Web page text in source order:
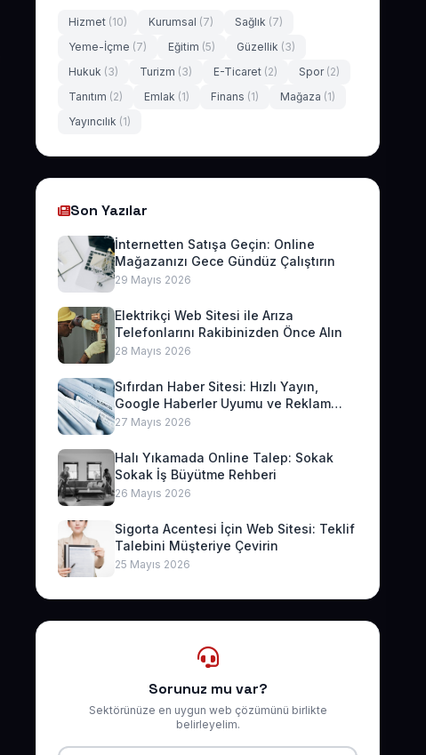
Hizmet (10) Kurumsal (7) Sağlık (7)
Yeme-İçme (7) Eğitim (5) Güzellik (3)
Hukuk (3) Turizm (3) E-Ticaret (2) Spor (2)
Tanıtım (2) Emlak (1) Finans (1) Mağaza (1)
Yayıncılık (1)
Son Yazılar
İnternetten Satışa Geçin: Online
Mağazanızı Gece Gündüz Çalıştırın
29 Mayıs 2026
Elektrikçi Web Sitesi ile Arıza
Telefonlarını Rakibinizden Önce Alın
28 Mayıs 2026
Sıfırdan Haber Sitesi: Hızlı Yayın,
Google Haberler Uyumu ve Reklam
Geliri
27 Mayıs 2026
Halı Yıkamada Online Talep: Sokak
Sokak İş Büyütme Rehberi
26 Mayıs 2026
Sigorta Acentesi İçin Web Sitesi: Teklif
Talebini Müşteriye Çevirin
25 Mayıs 2026
Sorunuz mu var?
Sektörünüze en uygun web çözümünü birlikte
belirleyelim.